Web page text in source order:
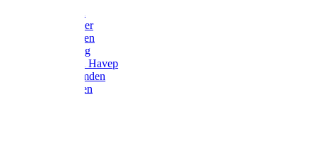
Bodywarmer
Werkbroeken
Zaagkleding
Werkjassen Havep
Thermohemden
Overhemden